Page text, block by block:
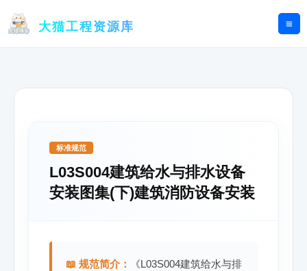
大猫工程资源库
标准规范
L03S004建筑给水与排水设备
安装图集(下)建筑消防设备安装
📖 规范简介：
《L03S004建筑给水与排